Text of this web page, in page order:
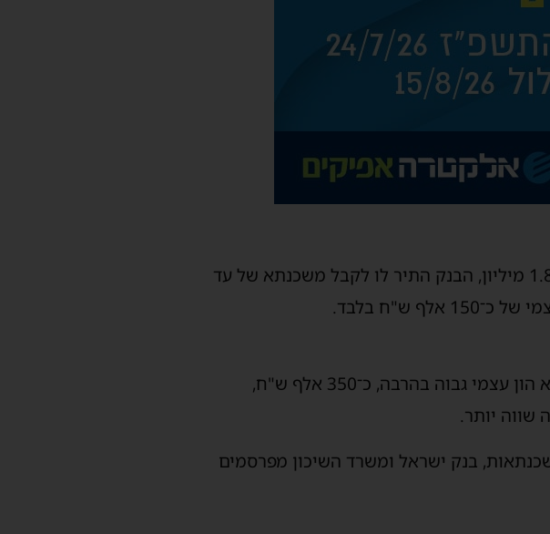
אם רוכש קנה דירה ב־1.5 מיליון ש"ח, והשמאי העריך את שוויה ב־1.8 מיליון, הבנק התיר לו לקבל משכנתא של עד
אבל אם חוזה הרכישה היה כבר 1.7 מיליון – אותו רוכש נדרש להביא הון עצמי גבוה בהרבה, כ־350 אלף ש"ח,
בנק ישראל ומשרד השיכון מפרסמים